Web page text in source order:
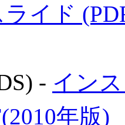
イド
- イン
年版)